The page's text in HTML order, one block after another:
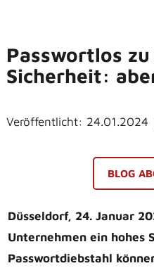
Passwortlos
Sicherheit:
Veröffentlicht: 24.01.2024
BLOG
Düsseldorf, 24. Januar
Unternehmen ein hohes
Passwortdiebstahl